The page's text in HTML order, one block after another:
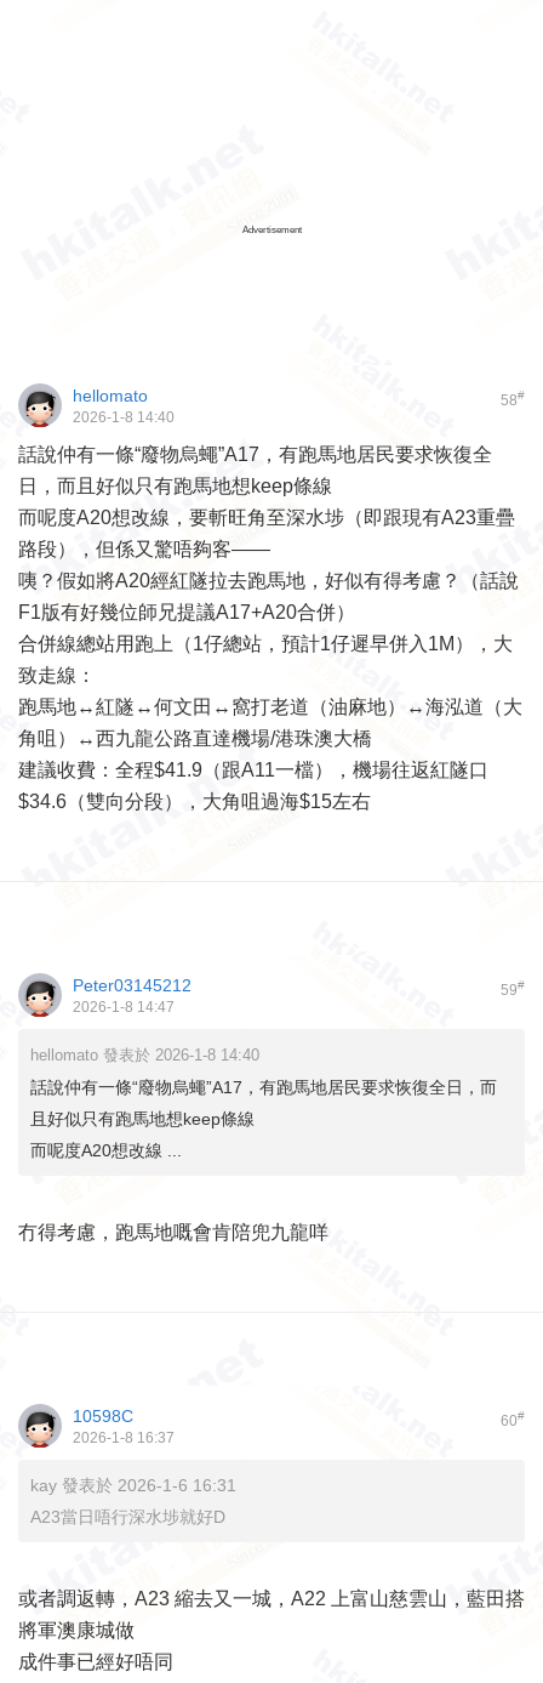
Advertisement
58#
hellomato
2026-1-8 14:40
話說仲有一條“廢物烏蠅”A17，有跑馬地居民要求恢復全
日，而且好似只有跑馬地想keep條線
而呢度A20想改線，要斬旺角至深水埗（即跟現有A23重疊
路段），但係又驚唔夠客——
咦？假如將A20經紅隧拉去跑馬地，好似有得考慮？（話說
F1版有好幾位師兄提議A17+A20合併）
合併線總站用跑上（1仔總站，預計1仔遲早併入1M），大
致走線：
跑馬地↔紅隧↔何文田↔窩打老道（油麻地）↔海泓道（大
角咀）↔西九龍公路直達機場/港珠澳大橋
建議收費：全程$41.9（跟A11一檔），機場往返紅隧口
$34.6（雙向分段），大角咀過海$15左右
59#
Peter03145212
2026-1-8 14:47
hellomato 發表於 2026-1-8 14:40
話說仲有一條“廢物烏蠅”A17，有跑馬地居民要求恢復全日，而
且好似只有跑馬地想keep條線
而呢度A20想改線 ...
冇得考慮，跑馬地嘅會肯陪兜九龍咩
60#
10598C
2026-1-8 16:37
kay 發表於 2026-1-6 16:31
A23當日唔行深水埗就好D
或者調返轉，A23 縮去又一城，A22 上富山慈雲山，藍田搭
將軍澳康城做
成件事已經好唔同